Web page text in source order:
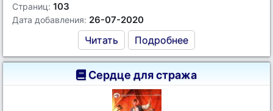
Страниц: 103
Дата добавления: 26-07-2020
Читать Подробнее
Сердце для стража